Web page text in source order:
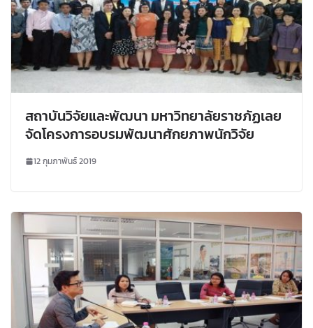
สถาบันวิจัยและพัฒนา มหาวิทยาลัยราชภัฏเลย
จัดโครงการอบรมพัฒนาศักยภาพนักวิจัย
12 กุมภาพันธ์ 2019